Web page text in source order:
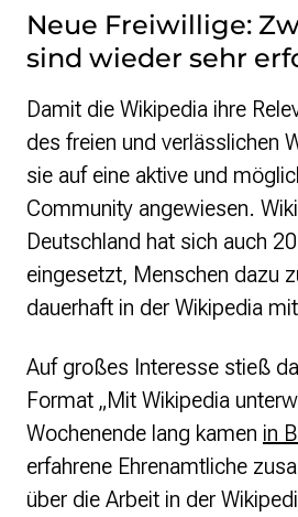
Neue Freiwillige:
sind wieder sehr
Damit die Wikipedia ihre
des freien und verlässlichen
sie auf eine aktive und
Community angewiesen.
Deutschland hat sich auch
eingesetzt, Menschen dazu
dauerhaft in der Wikipedia
Auf großes Interesse stieß
Format „Mit Wikipedia
Wochenende lang kamen in
erfahrene Ehrenamtliche
über die Arbeit in der